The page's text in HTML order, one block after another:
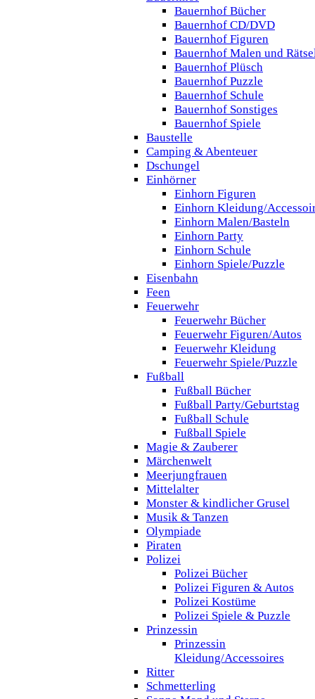
Bauernhof Bücher
Bauernhof CD/DVD
Bauernhof Figuren
Bauernhof Malen und
Bauernhof Plüsch
Bauernhof Puzzle
Bauernhof Schule
Bauernhof Sonstiges
Bauernhof Spiele
Baustelle
Camping & Abenteuer
Dschungel
Einhörner
Einhorn Figuren
Einhorn Kleidung/
Einhorn Malen/Basteln
Einhorn Party
Einhorn Schule
Einhorn Spiele/Puzzle
Eisenbahn
Feen
Feuerwehr
Feuerwehr Bücher
Feuerwehr Figuren/Autos
Feuerwehr Kleidung
Feuerwehr Spiele/Puzzle
Fußball
Fußball Bücher
Fußball Party/Geburtstag
Fußball Schule
Fußball Spiele
Magie & Zauberer
Märchenwelt
Meerjungfrauen
Mittelalter
Monster & kindlicher Grusel
Musik & Tanzen
Olympiade
Piraten
Polizei
Polizei Bücher
Polizei Figuren & Autos
Polizei Kostüme
Polizei Spiele & Puzzle
Prinzessin
Prinzessin
Kleidung/Accessoires
Ritter
Schmetterling